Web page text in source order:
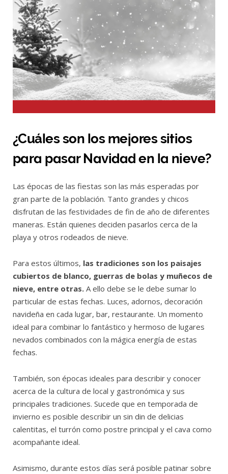
¿Cuáles son los mejores sitios
para pasar Navidad en la nieve?
Las épocas de las fiestas son las más esperadas por
gran parte de la población. Tanto grandes y chicos
disfrutan de las festividades de fin de año de diferentes
maneras. Están quienes deciden pasarlos cerca de la
playa y otros rodeados de nieve.
Para estos últimos, las tradiciones son los paisajes
cubiertos de blanco, guerras de bolas y muñecos de
nieve, entre otras. A ello debe se le debe sumar lo
particular de estas fechas. Luces, adornos, decoración
navideña en cada lugar, bar, restaurante. Un momento
ideal para combinar lo fantástico y hermoso de lugares
nevados combinados con la mágica energía de estas
fechas.
También, son épocas ideales para describir y conocer
acerca de la cultura de local y gastronómica y sus
principales tradiciones. Sucede que en temporada de
invierno es posible describir un sin din de delicias
calentitas, el turrón como postre principal y el cava como
acompañante ideal.
Asimismo, durante estos días será posible patinar sobre